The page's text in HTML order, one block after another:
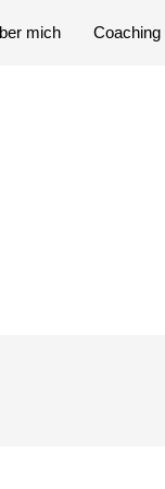
mich Coaching